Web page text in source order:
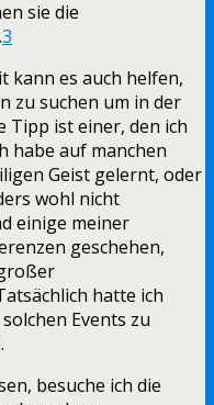
sie die
3
kann es auch helfen,
zu suchen um in der
Tipp ist einer, den ich
habe auf manchen
Geist gelernt, oder
wohl nicht
einige meiner
geschehen,
hatte ich
Events zu
besuche ich die